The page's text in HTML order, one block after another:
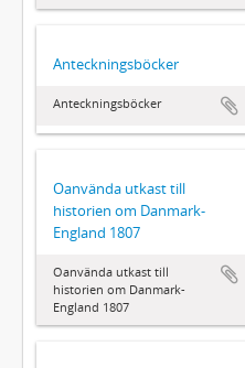
Anteckningsböcker
Anteckningsböcker
Oanvända utkast till
historien om Danmark-
England 1807
Oanvända utkast till
historien om Danmark-
England 1807